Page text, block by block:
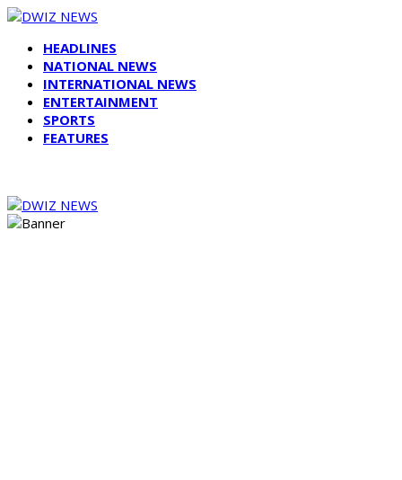
HEADLINES
NATIONAL NEWS
INTERNATIONAL NEWS
ENTERTAINMENT
SPORTS
FEATURES